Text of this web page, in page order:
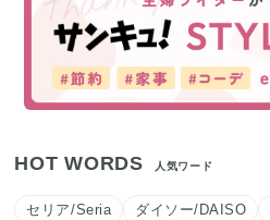
HOT WORDS 人気ワード
セリア/Seria ダイソー/DAISO